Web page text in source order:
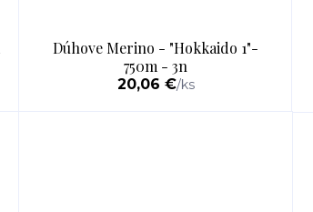
Dúhove Merino - "Hokkaido 1"-
750m - 3n
20,06 €/ks